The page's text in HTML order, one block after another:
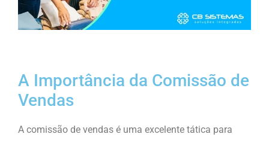
A Importância da Comissão de
Vendas
A comissão de vendas é uma excelente tática para